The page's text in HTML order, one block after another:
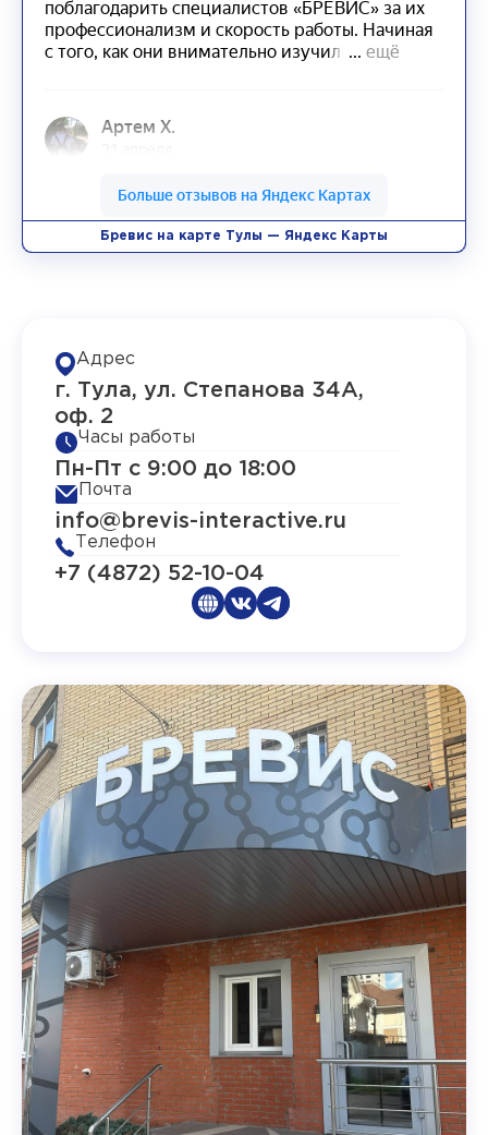
Бревис на карте Тулы — Яндекс Карты
Адрес
г. Тула, ул. Степанова 34А,
оф. 2
Часы работы
Пн-Пт с 9:00 до 18:00
Почта
info@brevis-interactive.ru
Телефон
+7 (4872) 52-10-04